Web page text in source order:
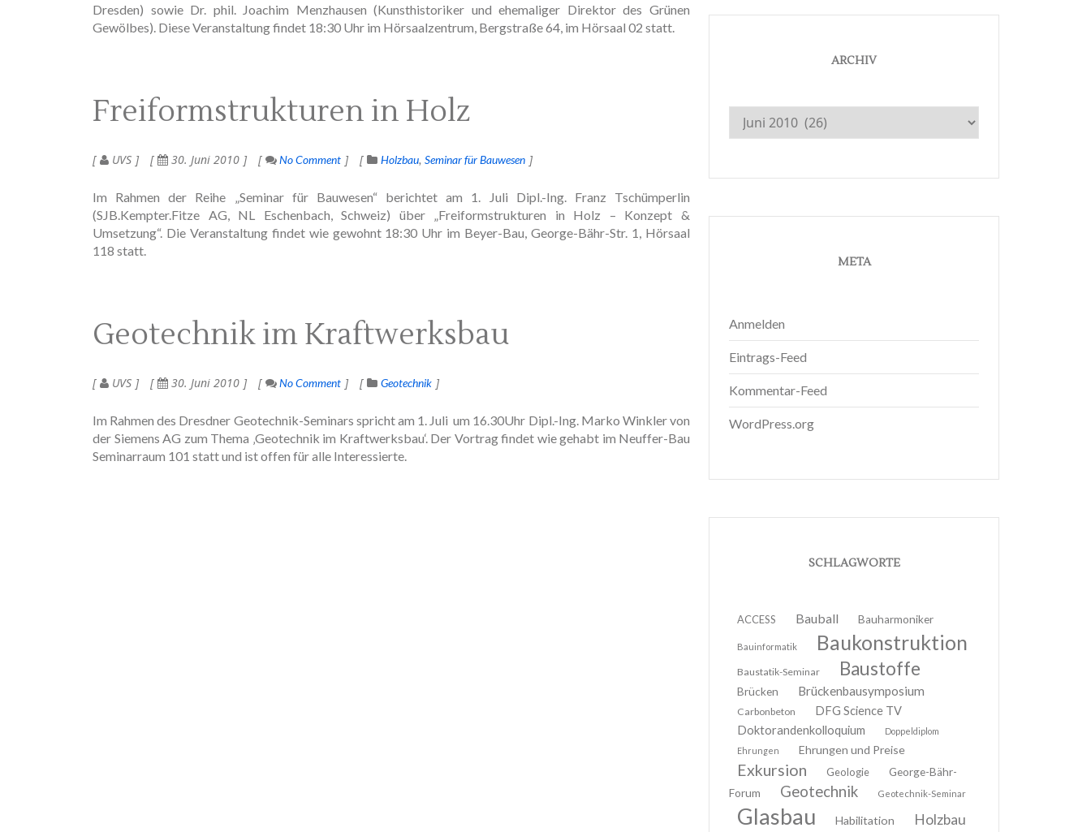
Dresden) sowie Dr. phil. Joachim Menzhausen (Kunsthistoriker und ehemaliger Direktor des Grünen
Gewölbes). Diese Veranstaltung findet 18:30 Uhr im Hörsaalzentrum, Bergstraße 64, im Hörsaal 02 statt.
Freiformstrukturen in Holz
UVS 30. Juni 2010 No Comment Holzbau Seminar für Bauwesen
Im Rahmen der Reihe „Seminar für Bauwesen“ berichtet am 1. Juli Dipl.-Ing. Franz Tschümperlin
(SJB.Kempter.Fitze AG, NL Eschenbach, Schweiz) über „Freiformstrukturen in Holz – Konzept &
Umsetzung“. Die Veranstaltung findet wie gewohnt 18:30 Uhr im Beyer-Bau, George-Bähr-Str. 1, Hörsaal
118 statt.
Geotechnik im Kraftwerksbau
UVS 30. Juni 2010 No Comment Geotechnik
Im Rahmen des Dresdner Geotechnik-Seminars spricht am 1. Juli um 16.30Uhr Dipl.-Ing. Marko Winkler von
der Siemens AG zum Thema ‚Geotechnik im Kraftwerksbau‘. Der Vortrag findet wie gehabt im Neuffer-Bau
Seminarraum 101 statt und ist offen für alle Interessierte.
ARCHIV
Archiv
META
Anmelden
Eintrags-Feed
Kommentar-Feed
WordPress.org
SCHLAGWORTE
ACCESS Bauball Bauharmoniker
Bauinformatik Baukonstruktion
Baustatik-Seminar Baustoffe
Brücken Brückenbausymposium
Carbonbeton
DFG Science TV
Doktorandenkolloquium
Doppeldiplom
Ehrungen
Ehrungen und Preise
Exkursion Geologie
George-Bähr-
Forum
Geotechnik Geotechnik-Seminar
Glasbau Habilitation Holzbau